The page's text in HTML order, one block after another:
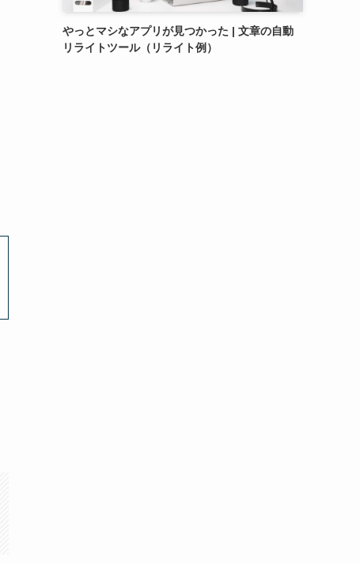
やっとマシなアプリが見つかった | 文章の自動
リライトツール（リライト例）